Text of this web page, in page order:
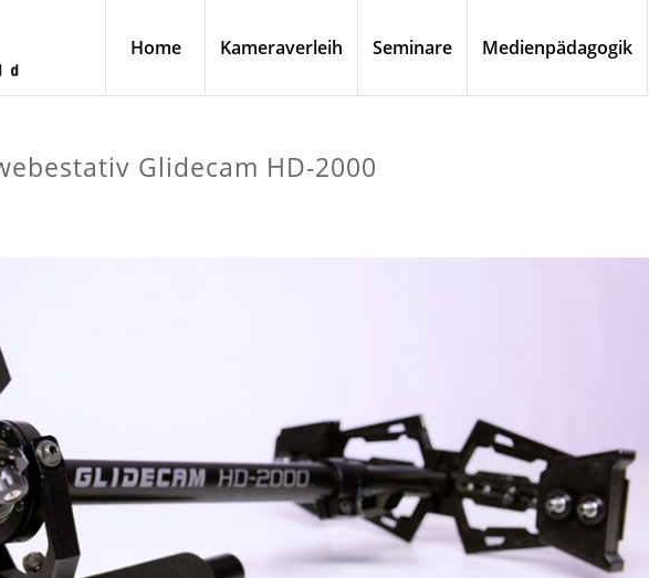
Home Kameraverleih Seminare Medienpädagogik
Glidecam HD-2000